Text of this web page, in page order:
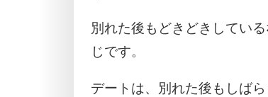
別れた後もどきどきしてい
じです。
デートは、別れた後もしば